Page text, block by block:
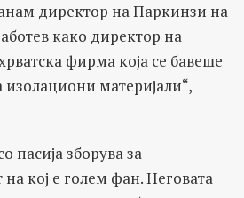
директор на Паркинзи на
како директор на
фирма која се бавеше
изолациони материјали“,
пасија зборува за
кој е голем фан. Неговата